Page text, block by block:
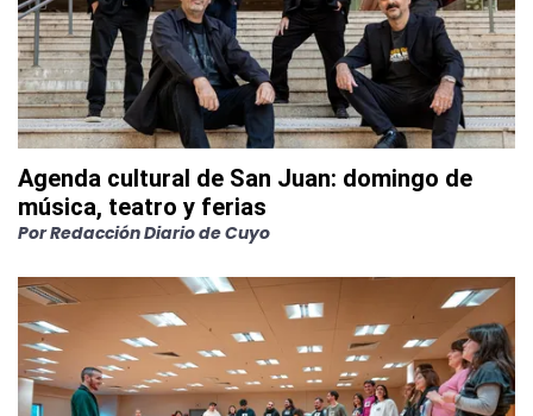
Agenda cultural de San Juan: domingo de
música, teatro y ferias
PorRedacción Diario de Cuyo